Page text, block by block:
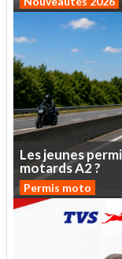
Lesjeunes
motardsA2?
Permis moto